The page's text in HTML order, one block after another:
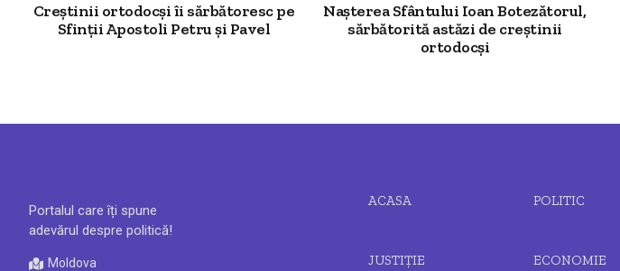
Creștinii ortodocși îi sărbătoresc pe
Sfinții Apostoli Petru și Pavel
Nașterea Sfântului Ioan Botezătorul,
sărbătorită astăzi de creștinii
ortodocși
Portalul care îți spune
adevărul despre politică!
Moldova
ACASA POLITIC
JUSTIȚIE ECONOMIE